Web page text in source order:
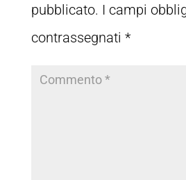
pubblicato. I campi
contrassegnati *